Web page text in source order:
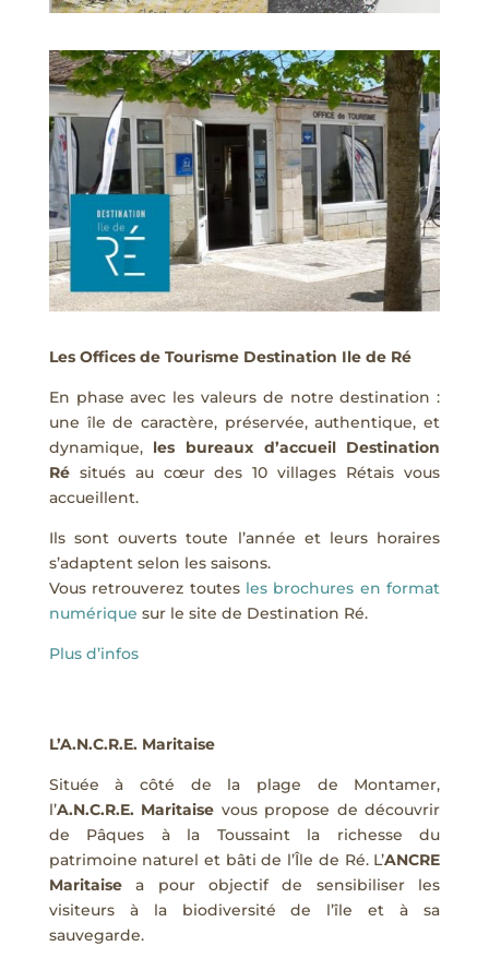
Les Offices de Tourisme Destination Ile de Ré
En phase avec les valeurs de notre destination :
une île de caractère, préservée, authentique, et
dynamique, les bureaux d’accueil Destination
Résitués au cœur des 10 villages Rétais vous
accueillent.
Ils sont ouverts toute l’année et leurs horaires
s’adaptent selon les saisons.
Vous retrouverez toutes les brochures en format
numérique sur le site de Destination Ré.
Plus d’infos
L’A.N.C.R.E. Maritaise
Située à côté de la plage de Montamer,
l’A.N.C.R.E. Maritaise vous propose de découvrir
de Pâques à la Toussaint la richesse du
patrimoine naturel et bâti de l’Île de Ré. L’ANCRE
Maritaisea pour objectif de sensibiliser les
visiteurs à la biodiversité de l’île et à sa
sauvegarde.